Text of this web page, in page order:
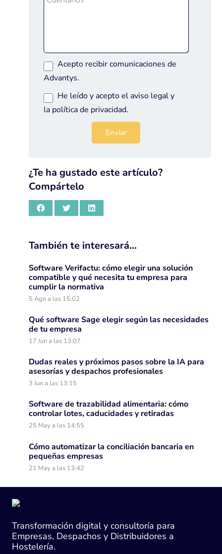
Acepto recibir comunicaciones de
Advantys.
He leído y acepto el aviso legaly
la política de privacidad.
¿Te ha gustado este artículo?
Compártelo
También te interesará…
Software Verifactu: cómo elegir una solución
compatible y qué necesita tu empresa para
cumplir la normativa
5 Ago a las 15:02
Qué software Sage elegir según las necesidades
de tu empresa
17 Jun a las 13:07
Dudas reales y próximos pasos sobre la IA para
asesorías y despachos profesionales
3 Jun a las 13:15
Software de trazabilidad alimentaria: cómo
controlar lotes, caducidades y retiradas
25 May a las 14:55
Cómo automatizar la conciliación bancaria en
pequeñas empresas
21 May a las 13:42
Transformación digital y consultoría para
Empresas, Despachos y Distribuidores a
Hostelería.